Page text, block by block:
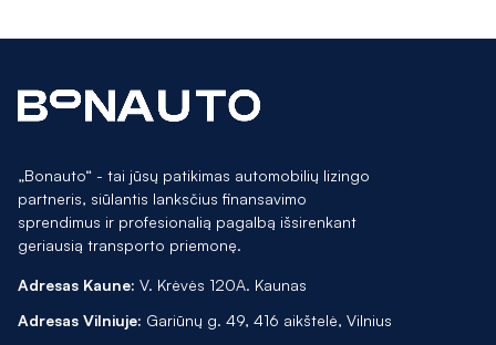
„Bonauto“ - tai jūsų patikimas automobilių lizingo
partneris, siūlantis lanksčius finansavimo
sprendimus ir profesionalią pagalbą išsirenkant
geriausią transporto priemonę.
Adresas Kaune: V. Krėvės 120A. Kaunas
Adresas Vilniuje: Gariūnų g. 49, 416 aikštelė, Vilnius